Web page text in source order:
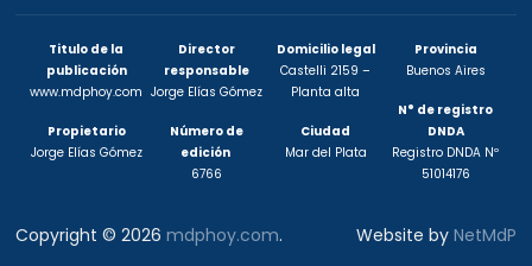
Titulo de la
publicación
www.mdphoy.com
Propietario
Jorge Elías Gómez
Director
responsable
Jorge Elías Gómez
Número de
edición
6766
Domicilio legal
Castelli 2159 –
Planta alta
Ciudad
Mar del Plata
Provincia
Buenos Aires
N° de registro
DNDA
Registro DNDA Nº
51014176
Copyright © 2026mdphoy.com. Website by NetMdP